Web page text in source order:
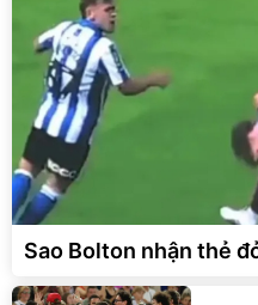
Sao Bolton nhận thẻ